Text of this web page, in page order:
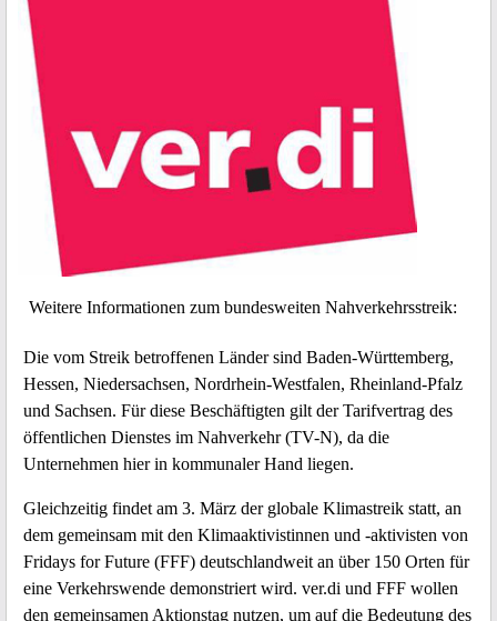
Weitere Informationen zum bundesweiten Nahverkehrsstreik:
Die vom Streik betroffenen Länder sind Baden-Württemberg,
Hessen, Niedersachsen, Nordrhein-Westfalen, Rheinland-Pfalz
und Sachsen. Für diese Beschäftigten gilt der Tarifvertrag des
öffentlichen Dienstes im Nahverkehr (TV-N), da die
Unternehmen hier in kommunaler Hand liegen.
Gleichzeitig findet am 3. März der globale Klimastreik statt, an
dem gemeinsam mit den Klimaaktivistinnen und -aktivisten von
Fridays for Future (FFF) deutschlandweit an über 150 Orten für
eine Verkehrswende demonstriert wird. ver.di und FFF wollen
den gemeinsamen Aktionstag nutzen, um auf die Bedeutung des